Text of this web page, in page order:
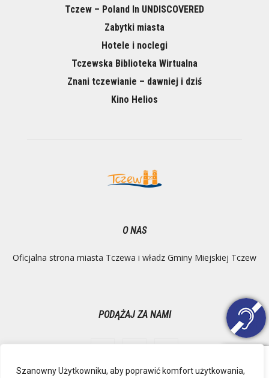
Szanowny Użytkowniku, aby poprawić komfort użytkowania,
Tczew – Poland In UNDISCOVERED
Zabytki miasta
Hotele i noclegi
Tczewska Biblioteka Wirtualna
Znani tczewianie – dawniej i dziś
Kino Helios
O NAS
Oficjalna strona miasta Tczewa i władz Gminy Miejskiej Tczew
PODĄŻAJ ZA NAMI